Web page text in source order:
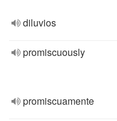
diluvios
promiscuously
promiscuamente